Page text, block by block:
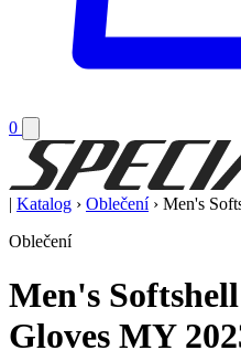
0
| Katalog › Oblečení › Men's
Oblečení
Men's
Gloves MY